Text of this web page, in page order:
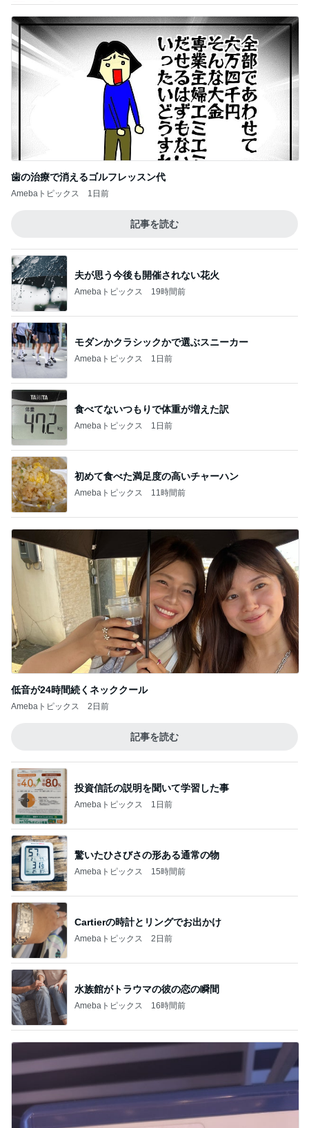
歯の治療で消えるゴルフレッスン代
Amebaトピックス 1日前
記事を読む
夫が思う今後も開催されない花火
Amebaトピックス 19時間前
モダンかクラシックかで選ぶスニーカー
Amebaトピックス 1日前
食べてないつもりで体重が増えた訳
Amebaトピックス 1日前
初めて食べた満足度の高いチャーハン
Amebaトピックス 11時間前
低音が24時間続くネッククール
Amebaトピックス 2日前
記事を読む
投資信託の説明を聞いて学習した事
Amebaトピックス 1日前
驚いたひさびさの形ある通常の物
Amebaトピックス 15時間前
Cartierの時計とリングでお出かけ
Amebaトピックス 2日前
水族館がトラウマの彼の恋の瞬間
Amebaトピックス 16時間前